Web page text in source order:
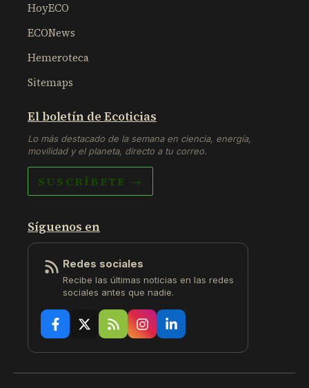
HoyECO
ECONews
Hemeroteca
Sitemaps
El boletín de Ecoticias
Lo más destacado de la semana en ciencia, energía,
movilidad y el planeta, directo a tu correo.
SUSCRÍBETE →
Síguenos en
Redes sociales
Recibe las últimas noticias en las redes
sociales antes que nadie.